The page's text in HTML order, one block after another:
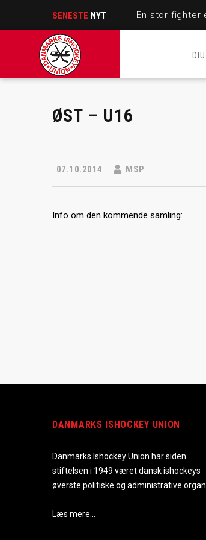
SENESTE NYT
DIU
ØST – U16
07.10.2014 MSP
Info om den kommende samling:
DANMARKS ISHOCKEY UNION
Danmarks Ishockey Union har siden
stiftelsen i 1949 været dansk ishockeys
øverste politiske og administrative organ.
Læs mere…